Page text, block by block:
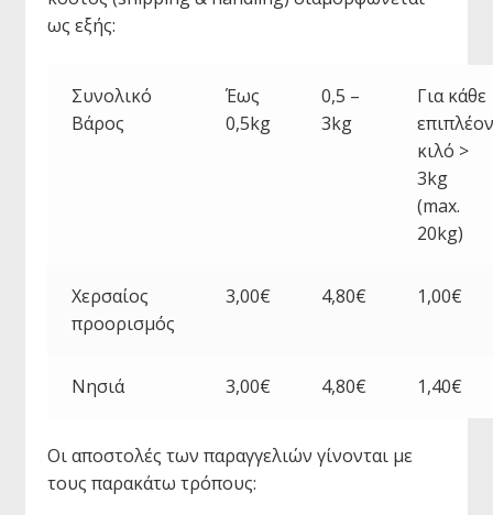
ως εξής:
Συνολικό
Βάρος
Έως
0,5kg
0,5 –
3kg
Για κάθε
κιλό >
3kg
(max.
20kg)
Χερσαίος
προορισμός
3,00€ 4,80€ 1,00€
Νησιά 3,00€ 4,80€ 1,40€
Οι αποστολές των παραγγελιών γίνονται με
τους παρακάτω τρόπους: